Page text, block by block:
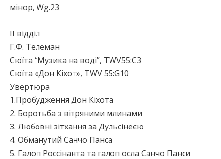
мінор, Wg.23
ІІ відділ
Г.Ф. Телеман
Сюїта “Музика на воді”, TWV55:С3
Сюїта «Дон Кіхот», TWV 55:G10
Увертюра
1.Пробудження Дон Кіхота
2. Боротьба з вітряними млинами
3. Любовні зітхання за Дульсінеєю
4. Обманутий Санчо Панса
5. Галоп Россінанта та галоп осла Санчо Панси